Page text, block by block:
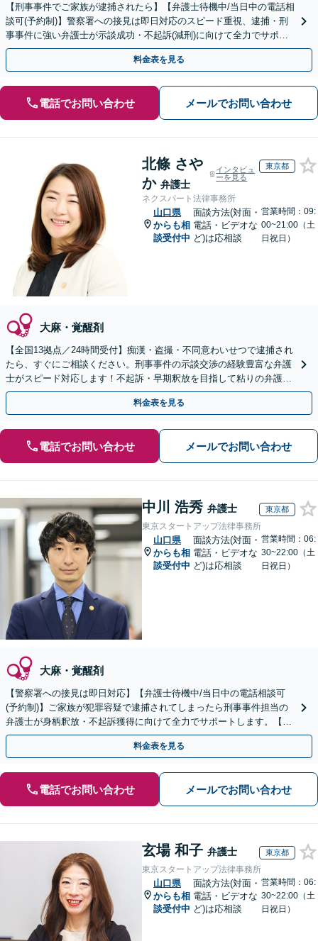
【刑事事件でご家族が逮捕されたら】【弁護士待機中/当日中の電話相
談可(予約制)】警察署への接見は即日対応のスピード重視、逮捕・刑
事事件に強い弁護士が示談成功・不起訴(減刑)に向けて全力でサポー
トします。【加害者側の相談専門】
料金表を見る
電話でお問い合わせ メールでお問い合わせ
北條 さや
か 弁護士
インタビュ
ーを見る
東京都
ネクスパート法律事務所
山口県
からも相
談受付中
面談方法(対面・
電話・ビデオな
ど)は応相談
営業時間：09:
00~21:00（土
日祝日）
大麻・覚醒剤
【全国13拠点／24時間受付】痴漢・盗撮・不同意わいせつで逮捕され
たら、すぐにご相談ください。刑事事件の示談交渉の経験豊富な弁護
士がスピード対応します！不起訴・早期釈放を目指して粘りの弁護活
動を行います。
料金表を見る
電話でお問い合わせ メールでお問い合わせ
中川 浩秀 弁護士 東京都
東京スタートアップ法律事務所
山口県
からも相
談受付中
面談方法(対面・
電話・ビデオな
ど)は応相談
営業時間：06:
30~22:00（土
日祝日）
大麻・覚醒剤
【警察署への接見は即日対応】【弁護士待機中/当日中の電話相談可
(予約制)】ご家族が犯罪容疑で逮捕されてしまったら刑事事件担当の
弁護士が身柄釈放・不起訴獲得に向けて全力でサポートします。【毎
月100名以上の相談実績】【全国対応】
料金表を見る
電話でお問い合わせ メールでお問い合わせ
玄場 和子 弁護士 東京都
東京スタートアップ法律事務所
山口県
からも相
談受付中
面談方法(対面・
電話・ビデオな
ど)は応相談
営業時間：06:
30~22:00（土
日祝日）